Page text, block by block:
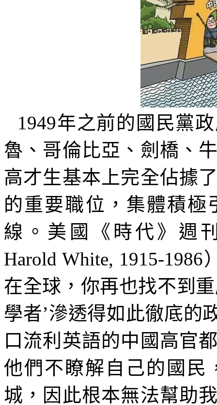
1949年之前的國民黨
魯、哥倫比亞、劍橋、
高才生基本上完全佔據
的重要職位，集體積極
線。美國《時代》週
Harold White, 1915-1986
在全球，你再也找不到
學者’滲透得如此徹底的
口流利英語的中國高官
他們不瞭解自己的國民
城，因此根本無法幫助